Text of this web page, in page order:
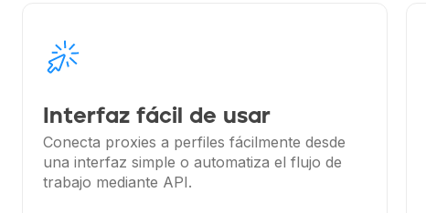
Interfaz fácil de usar
Conecta proxies a perfiles fácilmente desde
una interfaz simple o automatiza el flujo de
trabajo mediante API.